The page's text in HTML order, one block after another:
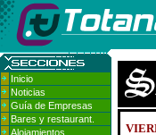
Inicio
Noticias
Guía de Empresas
Bares y restaurant.
Alojamientos